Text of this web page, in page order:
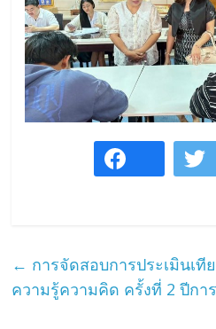
← การจัดสอบการประเมินเ
ความรู้ความคิด ครั้งที่ 2 ปีกา